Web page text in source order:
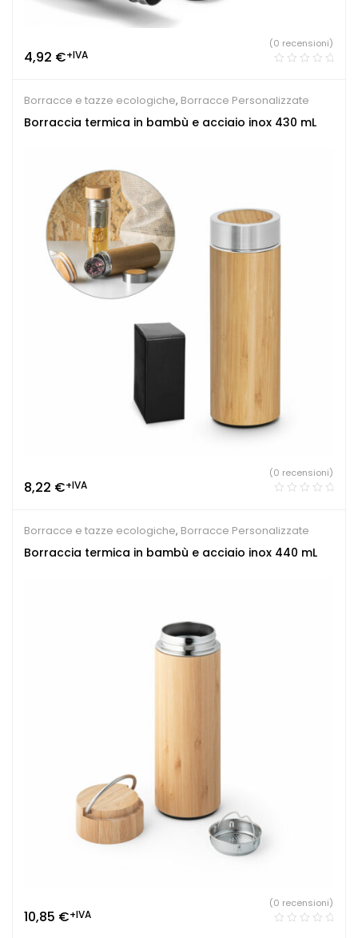
4,92 €+IVA
(0 recensioni)
Borracce e tazze ecologiche, Borracce Personalizzate
Borraccia termica in bambù e acciaio inox 430 mL
8,22 €+IVA
(0 recensioni)
Borracce e tazze ecologiche, Borracce Personalizzate
Borraccia termica in bambù e acciaio inox 440 mL
10,85 €+IVA
(0 recensioni)